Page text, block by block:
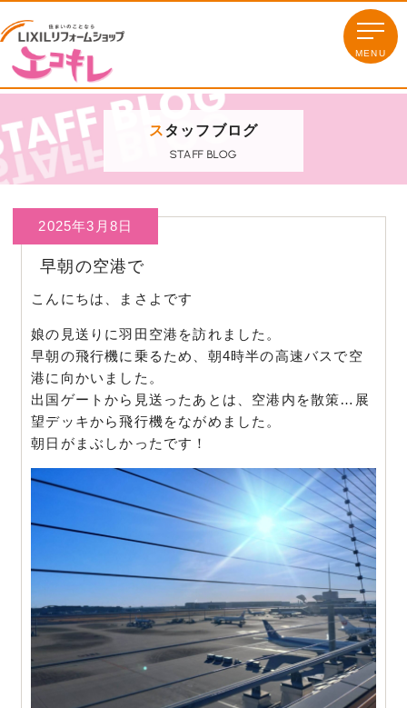
スタッフブログ
STAFF BLOG
2025年3月8日
早朝の空港で
こんにちは、まさよです
娘の見送りに羽田空港を訪れました。
早朝の飛行機に乗るため、朝4時半の高速バスで空
港に向かいました。
出国ゲートから見送ったあとは、空港内を散策…展
望デッキから飛行機をながめました。
朝日がまぶしかったです！